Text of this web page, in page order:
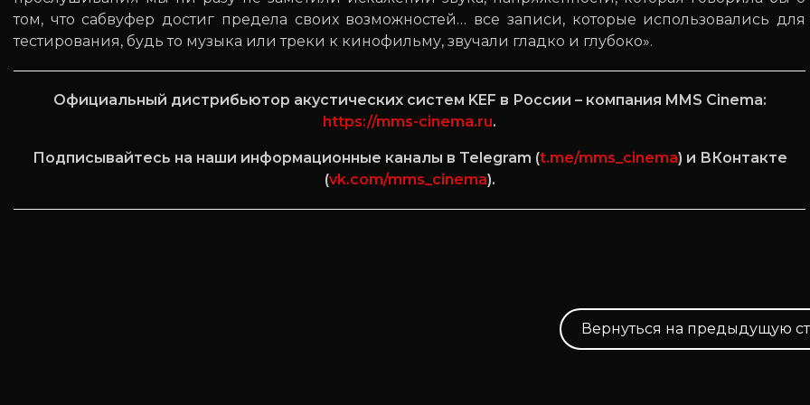
том, что сабвуфер достиг предела своих возможностей… все записи, которые использовались для
тестирования, будь то музыка или треки к кинофильму, звучали гладко и глубоко».
Официальный дистрибьютор акустических систем KEF в России – компания MMS Cinema:
https://mms-cinema.ru.
Подписывайтесь на наши информационные каналы в Telegram (t.me/mms_cinema) и ВКонтакте
(vk.com/mms_cinema).
Вернуться на предыдущую